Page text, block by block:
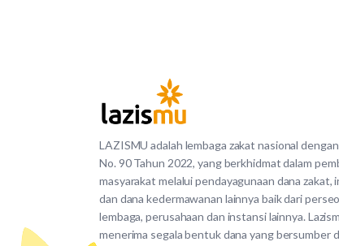
LAZISMU adalah lembaga zakat nasional
No. 90 Tahun 2022, yang berkhidmat dalam
masyarakat melalui pendayagunaan dana zakat,
dan dana kedermawanan lainnya baik dari
lembaga, perusahaan dan instansi lainnya.
menerima segala bentuk dana yang bersumber